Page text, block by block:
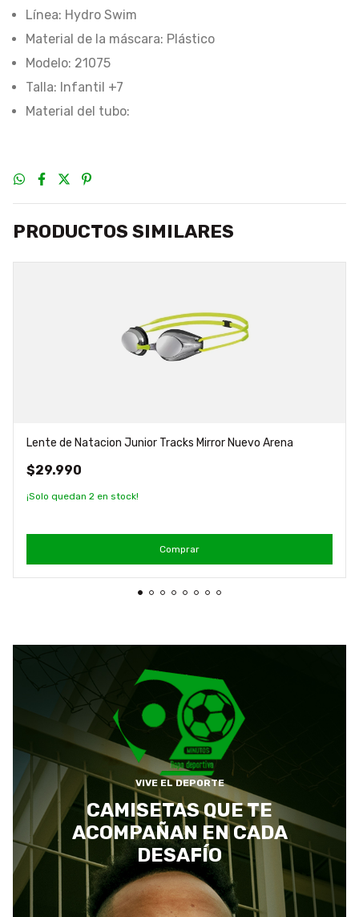
Línea: Hydro Swim
Material de la máscara: Plástico
Modelo: 21075
Talla: Infantil +7
Material del tubo:
PRODUCTOS SIMILARES
Lente de Natacion Junior Tracks Mirror Nuevo Arena
$29.990
¡Solo quedan 2 en stock!
Comprar
VIVE EL DEPORTE
CAMISETAS QUE TE
ACOMPAÑAN EN CADA
DESAFÍO